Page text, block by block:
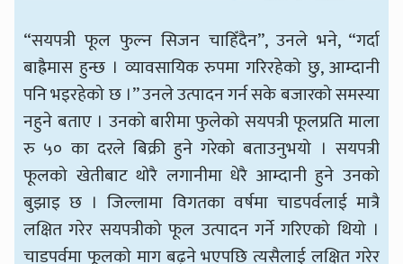
“सयपत्री फूल फुल्न सिजन चाहिँदैन”, उनले भने, “गर्दा
बाह्रैमास हुन्छ । व्यावसायिक रुपमा गरिरहेको छु, आम्दानी
पनि भइरहेको छ ।” उनले उत्पादन गर्न सके बजारको समस्या
नहुने बताए । उनको बारीमा फुलेको सयपत्री फूलप्रति माला
रु ५० का दरले बिक्री हुने गरेको बताउनुभयो । सयपत्री
फूलको खेतीबाट थोरै लगानीमा धेरै आम्दानी हुने उनको
बुझाइ छ । जिल्लामा विगतका वर्षमा चाडपर्वलाई मात्रै
लक्षित गरेर सयपत्रीको फूल उत्पादन गर्ने गरिएको थियो ।
चाडपर्वमा फूलको माग बढ्ने भएपछि त्यसैलाई लक्षित गरेर